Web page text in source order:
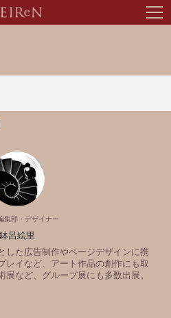
集部・デザイナー
鉢呂絵里
した広告制作やページデザインに携
レイなど、アート作品の創作にも取
展など、グループ展にも多数出展。